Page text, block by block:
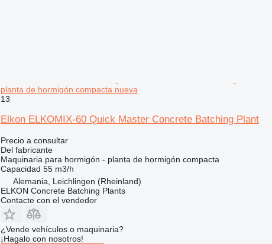
planta de hormigón compacta nueva
13
Elkon ELKOMIX-60 Quick Master Concrete Batching Plant
Precio a consultar
Del fabricante
Maquinaria para hormigón - planta de hormigón compacta
Capacidad 55 m3/h
Alemania, Leichlingen (Rheinland)
ELKON Concrete Batching Plants
Contacte con el vendedor
¿Vende vehículos o maquinaria?
¡Hagalo con nosotros!